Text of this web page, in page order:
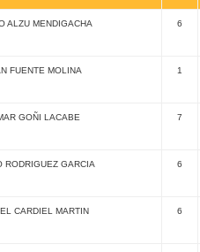
ALZU MENDIGACHA 6
FUENTE MOLINA 1
GOÑI LACABE 7
RODRIGUEZ GARCIA 6
CARDIEL MARTIN 6